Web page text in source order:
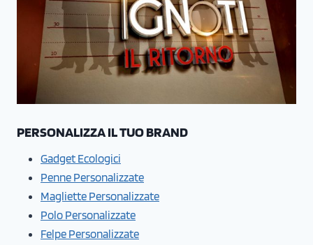
PERSONALIZZA IL TUO BRAND
Gadget Ecologici
Penne Personalizzate
Magliette Personalizzate
Polo Personalizzate
Felpe Personalizzate